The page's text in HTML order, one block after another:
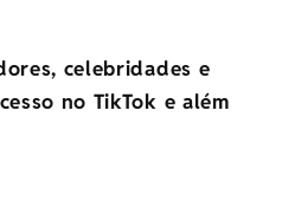
celebridades e
no TikTok e além